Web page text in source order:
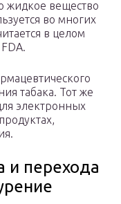
жидкое вещество
во многих
в целом
табака. Тот же
электронных
и перехода